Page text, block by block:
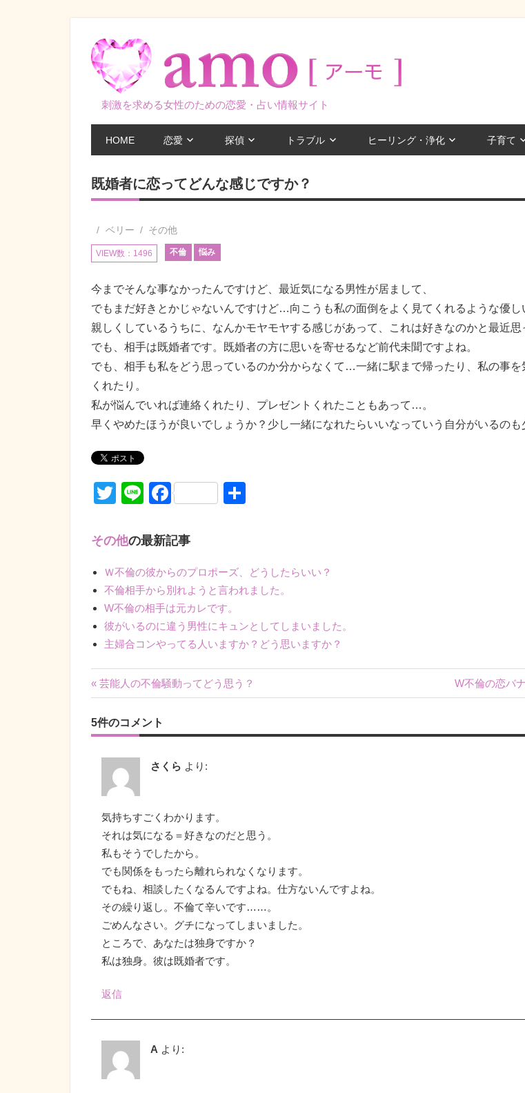
刺激を求める女性のための恋愛・占い情報サイト
HOME 恋愛 探偵 トラブル ヒーリング・浄化 子育て
既婚者に恋ってどんな感じですか？
ベリー その他
VIEW数：1496 不倫 悩み
今までそんな事なかったんですけど、最近気になる男性が居まして、
でもまだ好きとかじゃないんですけど…向こうも私の面倒をよく見てくれるような優し
親しくしているうちに、なんかモヤモヤする感じがあって、これは好きなのかと最近思
でも、相手は既婚者です。既婚者の方に思いを寄せるなど前代未聞ですよね。
でも、相手も私をどう思っているのか分からなくて…一緒に駅まで帰ったり、私の事を
くれたり。
私が悩んでいれば連絡くれたり、プレゼントくれたこともあって…。
早くやめたほうが良いでしょうか？少し一緒になれたらいいなっていう自分がいるのも
Twitter
LineFacebook
その他の最新記事
Ｗ不倫の彼からのプロポーズ、どうしたらいい？
不倫相手から別れようと言われました。
W不倫の相手は元カレです。
彼がいるのに違う男性にキュンとしてしまいました。
主婦合コンやってる人いますか？どう思いますか？
投
稿
ナ
ゲ
ー
シ
ョ
ン
« 芸能人の不倫騒動ってどう思う？ W不倫の恋バ
5件のコメント
さくら より:
気持ちすごくわかります。
それは気になる＝好きなのだと思う。
私もそうでしたから。
でも関係をもったら離れられなくなります。
でもね、相談したくなるんですよね。仕方ないんですよね。
その繰り返し。不倫て辛いです……。
ごめんなさい。グチになってしまいました。
ところで、あなたは独身ですか？
私は独身。彼は既婚者です。
返信
A より: